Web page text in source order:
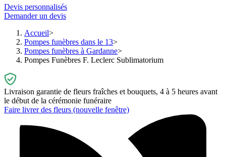
Devis personnalisés
Demander un devis
Accueil
Pompes funèbres dans le 13
Pompes funèbres à Gardanne
Pompes Funèbres F. Leclerc Sublimatorium
Livraison garantie de fleurs fraîches et bouquets, 4 à 5 heures avant
le début de la cérémonie funéraire
Faire livrer des fleurs (nouvelle fenêtre)